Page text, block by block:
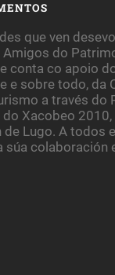
que ven
do
conta co apoio
e sobre todo, da
a través do
Xacobeo
de Lugo. A todos
súa colaboración